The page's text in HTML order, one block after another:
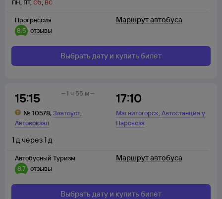
Прогрессия
8,5 отзывы
Маршрут автобуса
Выбрать дату и купить билет
15:15
№ 10578, Златоуст,
Автовокзал
17:10
Магнитогорск,Автостанция у
Паровоза
1 ч 55 м
Автобусный Туризм
8,7 отзывы
1 д через1 д
Маршрут автобуса
Выбрать дату и купить билет